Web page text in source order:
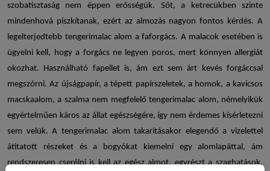
szobatisztaság nem éppen erősségük. Sőt, a ketrecükben szinte
mindenhová piszkítanak, ezért az almozás nagyon fontos kérdés. A
legelterjedtebb tengerimalac alom a faforgács. A malacok esetében is
ügyelni kell, hogy a forgács ne legyen poros, mert könnyen allergiát
okozhat. Használható fapellet is, ám ezt sem árt kevés forgáccsal
megszórni. Az újságpapír, a tépett papírszeletek, a homok, a kavicsos
macskaalom, a szalma nem megfelelő tengerimalac alom, némelyikük
egyértelműen káros az állat egészségére, így nem érdemes kísérletezni
sem velük. A tengerimalac alom takarításakor elegendő a vizelettel
átitatott részeket és a bogyókat kiemelni egy alomlapáttal, ám
rendszeresen cserélni is kell az egész almot, egyrészt a szaghatások,